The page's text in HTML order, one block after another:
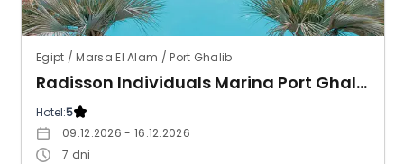
Egipt / Marsa El Alam / Port Ghalib
Radisson Individuals Marina Port Ghalib (ex. Sunrise Marina Resort)
Hotel:5
09.12.2026 - 16.12.2026
7 dni